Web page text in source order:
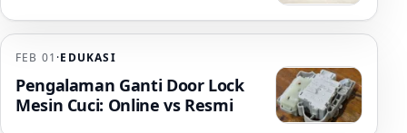
FEB 01 ·EDUKASI
Pengalaman Ganti Door Lock
Mesin Cuci: Online vs Resmi